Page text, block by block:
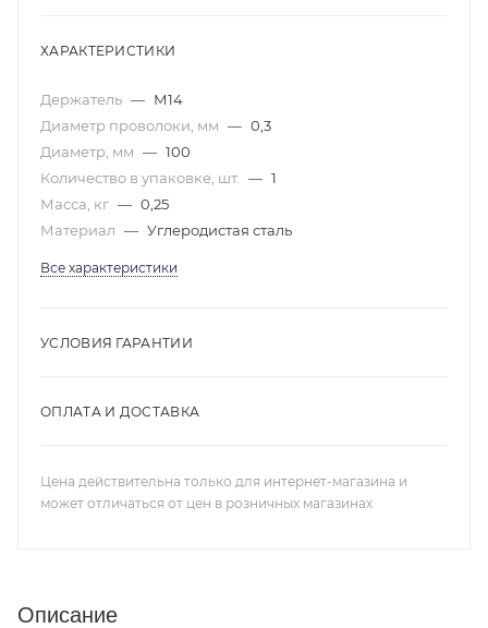
ХАРАКТЕРИСТИКИ
Держатель — М14
Диаметр проволоки, мм — 0,3
Диаметр, мм — 100
Количество в упаковке, шт.
— 1
Масса, кг — 0,25
Материал — Углеродистая сталь
Все характеристики
УСЛОВИЯ ГАРАНТИИ
ОПЛАТА И ДОСТАВКА
Цена действительна только для интернет-магазина и
может отличаться от цен в розничных магазинах
Описание